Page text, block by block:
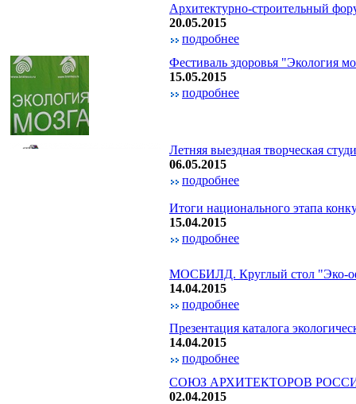
Архитектурно-строительный
20.05.2015
подробнее
Фестиваль здоровья "Экология
15.05.2015
подробнее
Летняя выездная творческая
06.05.2015
подробнее
Итоги национального этапа
15.04.2015
подробнее
МОСБИЛД. Круглый стол "Эко-
14.04.2015
подробнее
Презентация каталога
14.04.2015
подробнее
СОЮЗ АРХИТЕКТОРОВ
02.04.2015